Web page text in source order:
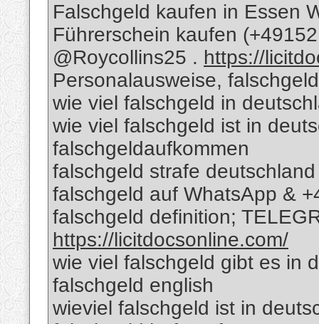
Falschgeld kaufen in Essen
Führerschein kaufen
@Roycollins25 . https://
Personalausweise,
wie viel falschgeld in
wie viel falschgeld ist in
falschgeldaufkommen
falschgeld strafe deutschland
falschgeld auf WhatsApp &
falschgeld definition;
https://licitdocsonline.com/
wie viel falschgeld gibt es in
falschgeld english
wieviel falschgeld ist in